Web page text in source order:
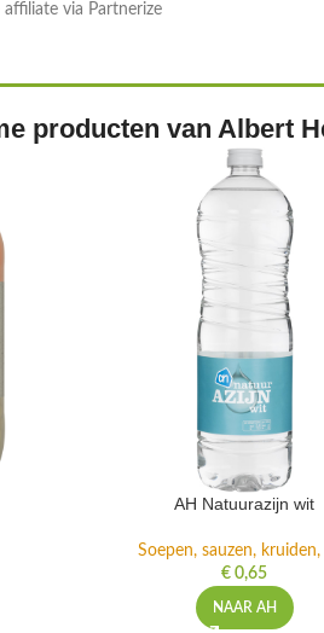
via Partnerize
producten van Albert
AH Natuurazijn wit
Soepen, sauzen, kruiden,
€ 0,65
NAAR AH